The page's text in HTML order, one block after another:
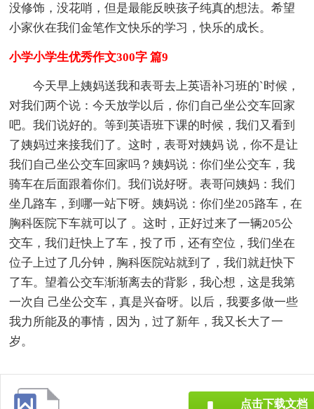
没修饰，没花哨，但是最能反映孩子纯真的想法。希望
小家伙在我们金笔作文快乐的学习，快乐的成长。
小学小学生优秀作文300字 篇9
今天早上姨妈送我和表哥去上英语补习班的`时候，
对我们两个说：今天放学以后，你们自己坐公交车回家
吧。我们说好的。等到英语班下课的时候，我们又看到
了姨妈过来接我们了。这时，表哥对姨妈 说，你不是让
我们自己坐公交车回家吗？姨妈说：你们坐公交车，我
骑车在后面跟着你们。我们说好呀。表哥问姨妈：我们
坐几路车，到哪一站下呀。姨妈说：你们坐205路车，在
胸科医院下车就可以了 。这时，正好过来了一辆205公
交车，我们赶快上了车，投了币，还有空位，我们坐在
位子上过了几分钟，胸科医院站就到了，我们就赶快下
了车。望着公交车渐渐离去的背影，我心想，这是我第
一次自 己坐公交车，真是兴奋呀。以后，我要多做一些
我力所能及的事情，因为，过了新年，我又长大了一
岁。
点击下载文档